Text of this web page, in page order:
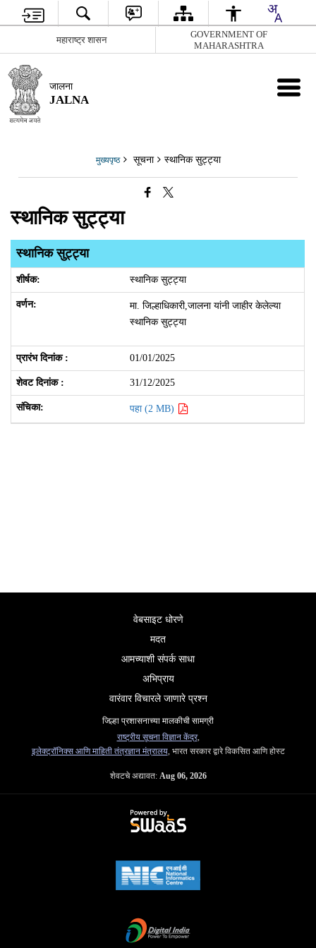
महाराष्ट्र शासन
GOVERNMENT OF
MAHARASHTRA
जालना
JALNA
मुख्यपृष्ठ सूचना स्थानिक सुट्ट्या
स्थानिक सुट्ट्या
स्थानिक सुट्ट्या
स्थानिक सुट्ट्या
मा. जिल्हाधिकारी,जालना यांनी जाहीर केलेल्या
स्थानिक सुट्ट्या
01/01/2025
31/12/2025
पहा (2 MB)
वेबसाइट धोरणे
मदत
आमच्याशी संपर्क साधा
अभिप्राय
वारंवार विचारले जाणारे प्रश्न
जिल्हा प्रशासनाच्या मालकीची सामग्री
राष्ट्रीय सूचना विज्ञान केंद्र,
इलेक्ट्रॉनिक्स आणि माहिती तंत्रज्ञान मंत्रालय, भारत सरकार द्वारे विकसित आणि होस्ट
शेवटचे अद्यावत: Aug 06, 2026